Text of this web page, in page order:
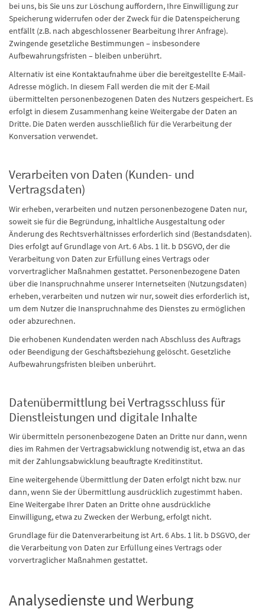
bei uns, bis Sie uns zur Löschung auffordern, Ihre Einwilligung zur
Speicherung widerrufen oder der Zweck für die Datenspeicherung
entfällt (z.B. nach abgeschlossener Bearbeitung Ihrer Anfrage).
Zwingende gesetzliche Bestimmungen – insbesondere
Aufbewahrungsfristen – bleiben unberührt.
Alternativ ist eine Kontaktaufnahme über die bereitgestellte E-Mail-
Adresse möglich. In diesem Fall werden die mit der E-Mail
übermittelten personenbezogenen Daten des Nutzers gespeichert. Es
erfolgt in diesem Zusammenhang keine Weitergabe der Daten an
Dritte. Die Daten werden ausschließlich für die Verarbeitung der
Konversation verwendet.
Verarbeiten von Daten (Kunden- und
Vertragsdaten)
Wir erheben, verarbeiten und nutzen personenbezogene Daten nur,
soweit sie für die Begründung, inhaltliche Ausgestaltung oder
Änderung des Rechtsverhältnisses erforderlich sind (Bestandsdaten).
Dies erfolgt auf Grundlage von Art. 6 Abs. 1 lit. b DSGVO, der die
Verarbeitung von Daten zur Erfüllung eines Vertrags oder
vorvertraglicher Maßnahmen gestattet. Personenbezogene Daten
über die Inanspruchnahme unserer Internetseiten (Nutzungsdaten)
erheben, verarbeiten und nutzen wir nur, soweit dies erforderlich ist,
um dem Nutzer die Inanspruchnahme des Dienstes zu ermöglichen
oder abzurechnen.
Die erhobenen Kundendaten werden nach Abschluss des Auftrags
oder Beendigung der Geschäftsbeziehung gelöscht. Gesetzliche
Aufbewahrungsfristen bleiben unberührt.
Datenübermittlung bei Vertragsschluss für
Dienstleistungen und digitale Inhalte
Wir übermitteln personenbezogene Daten an Dritte nur dann, wenn
dies im Rahmen der Vertragsabwicklung notwendig ist, etwa an das
mit der Zahlungsabwicklung beauftragte Kreditinstitut.
Eine weitergehende Übermittlung der Daten erfolgt nicht bzw. nur
dann, wenn Sie der Übermittlung ausdrücklich zugestimmt haben.
Eine Weitergabe Ihrer Daten an Dritte ohne ausdrückliche
Einwilligung, etwa zu Zwecken der Werbung, erfolgt nicht.
Grundlage für die Datenverarbeitung ist Art. 6 Abs. 1 lit. b DSGVO, der
die Verarbeitung von Daten zur Erfüllung eines Vertrags oder
vorvertraglicher Maßnahmen gestattet.
Analysedienste und Werbung